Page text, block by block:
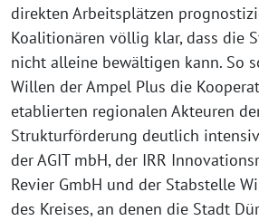
direkten Arbeitsplätzen
Koalitionären völlig klar, dass die
nicht alleine bewältigen kann. So
Willen der Ampel Plus die
etablierten regionalen Akteuren
Strukturförderung deutlich
der AGIT mbH, der IRR
Revier GmbH und der Stabstelle
des Kreises, an denen die Stadt